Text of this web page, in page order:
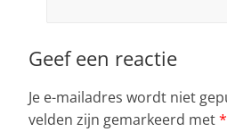
Geef een reactie
Je e-mailadres wordt niet
velden zijn gemarkeerd met*